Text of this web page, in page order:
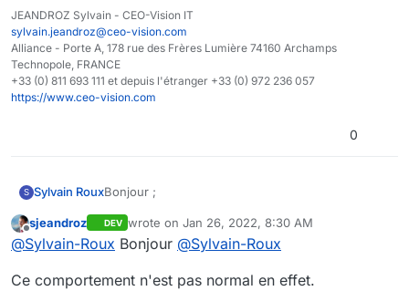
JEANDROZ Sylvain - CEO-Vision IT
sylvain.jeandroz@ceo-vision.com
Alliance - Porte A, 178 rue des Frères Lumière 74160 Archamps
Technopole, FRANCE
+33 (0) 811 693 111 et depuis l'étranger +33 (0) 972 236 057
https://www.ceo-vision.com
0
S Sylvain RouxBonjour ;
Le comportement des notifications concernant
l'activité des espaces n'est pas du tout optimum.
hebdomadaire sur un espace, nous recevons
Sylvain Roux
Offline
sjeandroz DEV wrote on Jan 26, 2022, 8:30 AM
last edited by
@Sylvain-Roux Bonjour @Sylvain-Roux
Ce comportement n'est pas normal en effet.